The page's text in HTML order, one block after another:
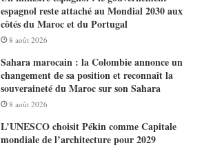
espagnol reste attaché au Mondial 2030 aux
côtés du Maroc et du Portugal
8 août 2026
Sahara marocain : la Colombie annonce un
changement de sa position et reconnaît la
souveraineté du Maroc sur son Sahara
8 août 2026
L’UNESCO choisit Pékin comme Capitale
mondiale de l’architecture pour 2029